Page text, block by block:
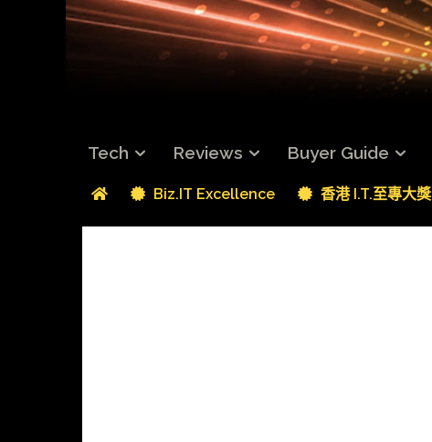
Tech Reviews Buyer Guide
Biz.IT Excellence 香港 I.T.至專大獎